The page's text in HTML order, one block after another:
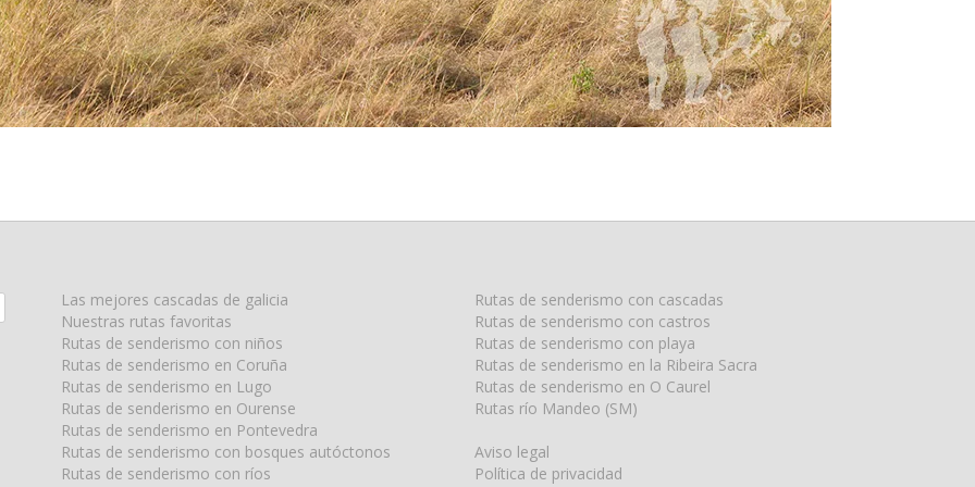
Las mejores cascadas de galicia
Nuestras rutas favoritas
Rutas de senderismo con niños
Rutas de senderismo en Coruña
Rutas de senderismo en Lugo
Rutas de senderismo en Ourense
Rutas de senderismo en Pontevedra
Rutas de senderismo con bosques autóctonos
Rutas de senderismo con ríos
Rutas de senderismo con cascadas
Rutas de senderismo con castros
Rutas de senderismo con playa
Rutas de senderismo en la Ribeira Sacra
Rutas de senderismo en O Caurel
Rutas río Mandeo (SM)
Aviso legal
Política de privacidad